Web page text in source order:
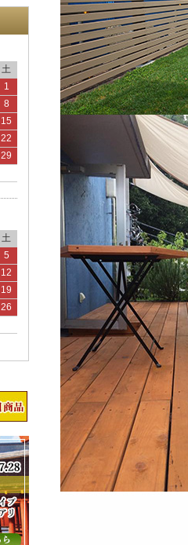
土
1
8
15
22
29
土
5
12
19
26